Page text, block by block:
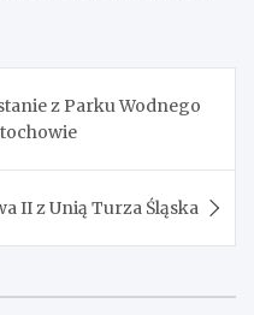
z Parku Wodnego
II z Unią Turza Śląska